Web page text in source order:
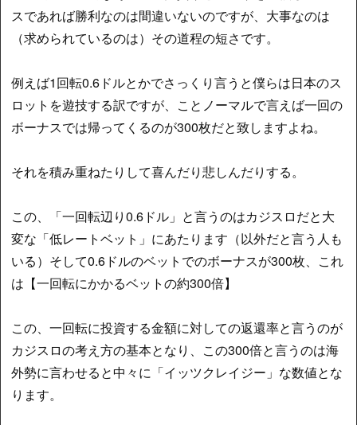
スであれば勝利なのは間違いないのですが、大事なのは
（求められているのは）その道程の短さです。
例えば1回転0.6ドルとかでさっくり言うと僕らは日本のス
ロットを遊技する訳ですが、ことノーマルで言えば一回の
ボーナスでは帰ってくるのが300枚だと致しますよね。
それを積み重ねたりして喜んだり悲しんだりする。
この、「一回転辺り0.6ドル」と言うのはカジスロだと大
変な「低レートベット」にあたります（以外だと言う人も
いる）そして0.6ドルのベットでのボーナスが300枚、これ
は【一回転にかかるベットの約300倍】
この、一回転に投資する金額に対しての返還率と言うのが
カジスロの考え方の基本となり、この300倍と言うのは海
外勢に言わせると中々に「イッツクレイジー」な数値とな
ります。